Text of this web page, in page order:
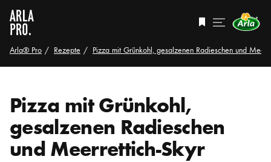
Arla® Pro Rezepte Pizza mit Grünkohl, gesalzenen Radieschen und
Pizza mit Grünkohl,
gesalzenen Radieschen
und Meerrettich-Skyr